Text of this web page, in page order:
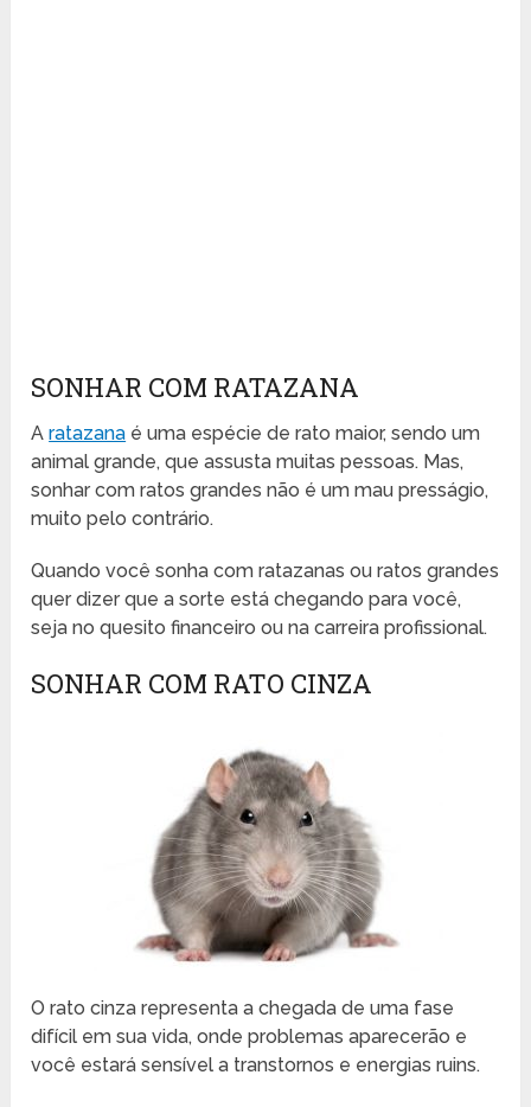
SONHAR COM RATAZANA
Aratazana é uma espécie de rato maior, sendo um
animal grande, que assusta muitas pessoas. Mas,
sonhar com ratos grandes não é um mau presságio,
muito pelo contrário.
Quando você sonha com ratazanas ou ratos grandes
quer dizer que a sorte está chegando para você,
seja no quesito financeiro ou na carreira profissional.
SONHAR COM RATO CINZA
O rato cinza representa a chegada de uma fase
difícil em sua vida, onde problemas aparecerão e
você estará sensível a transtornos e energias ruins.